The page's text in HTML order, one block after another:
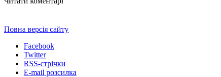
Повна версія сайту
Facebook
Twitter
RSS-стрічки
E-mail розсилка